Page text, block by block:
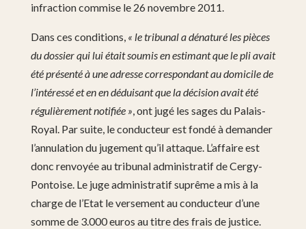
infraction commise le 26 novembre 2011.
Dans ces conditions, « le tribunal a dénaturé les pièces
du dossier qui lui était soumis en estimant que le pli avait
été présenté à une adresse correspondant au domicile de
l’intéressé et en en déduisant que la décision avait été
régulièrement notifiée », ont jugé les sages du Palais-
Royal. Par suite, le conducteur est fondé à demander
l’annulation du jugement qu’il attaque. L’affaire est
donc renvoyée au tribunal administratif de Cergy-
Pontoise. Le juge administratif suprême a mis à la
charge de l’Etat le versement au conducteur d’une
somme de 3.000 euros au titre des frais de justice.